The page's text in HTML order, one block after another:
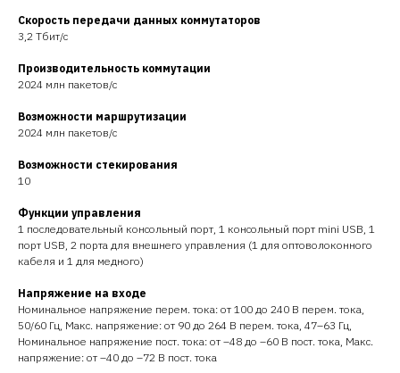
Скорость передачи данных коммутаторов
3,2 Тбит/с
Производительность коммутации
2024 млн пакетов/с
Возможности маршрутизации
2024 млн пакетов/с
Возможности стекирования
10
Функции управления
1 последовательный консольный порт, 1 консольный порт mini USB, 1
порт USB, 2 порта для внешнего управления (1 для оптоволоконного
кабеля и 1 для медного)
Напряжение на входе
Номинальное напряжение перем. тока: от 100 до 240 В перем. тока,
50/60 Гц, Макс. напряжение: от 90 до 264 В перем. тока, 47–63 Гц,
Номинальное напряжение пост. тока: от –48 до –60 В пост. тока, Макс.
напряжение: от –40 до –72 В пост. тока